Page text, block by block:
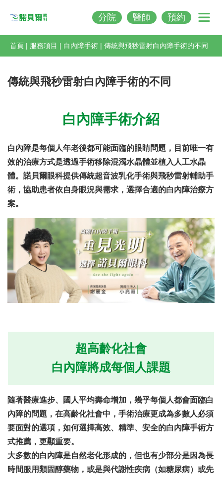
分院 醫師 預約
首頁 | 服務項目 | 白內障手術 | 傳統與飛秒雷射白內障手術的不同
傳統與飛秒雷射白內障手術的不同
白內障手術介紹
白內障是每個人年老後都可能面臨的眼睛問題，目前唯一有
效的治療方式是透過手術移除混濁水晶體並植入人工水晶
體。諾貝爾眼科提供傳統超音波乳化手術與飛秒雷射輔助手
術，協助患者依自身眼況與需求，選擇合適的白內障治療方
案。
超高齡化社會
白內障將成每個人課題
隨著醫療進步、國人平均壽命增加，幾乎每個人都會面臨白
內障的問題，在高齡化社會中，手術治療更成為多數人必須
要面對的選項，如何選擇高效、精準、安全的白內障手術方
式推薦，更顯重要。
大多數的白內障是自然老化形成的，但也有少部分是因為長
時間服用類固醇藥物，或是與代謝性疾病（如糖尿病）或先